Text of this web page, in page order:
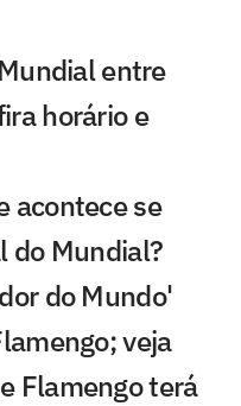
entre
horário e
acontece se
do Mundial?
do Mundo'
veja
Flamengo terá